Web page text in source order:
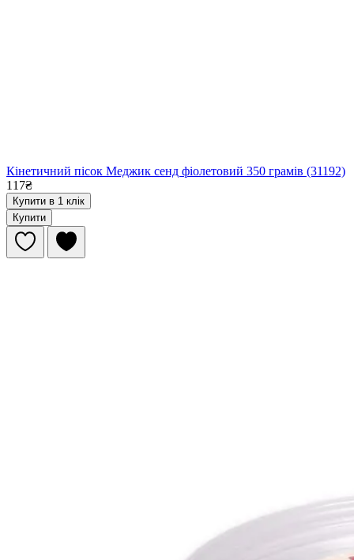
Кінетичний пісок Меджик сенд фіолетовий 350 грамів (31192)
117₴
Купити в 1 клік
Купити